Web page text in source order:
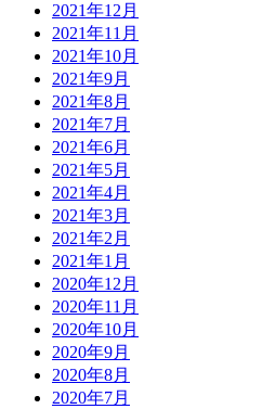
2021年12月
2021年11月
2021年10月
2021年9月
2021年8月
2021年7月
2021年6月
2021年5月
2021年4月
2021年3月
2021年2月
2021年1月
2020年12月
2020年11月
2020年10月
2020年9月
2020年8月
2020年7月